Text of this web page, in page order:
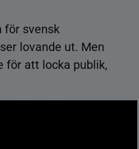
för svensk
lovande ut. Men
för att locka publik,